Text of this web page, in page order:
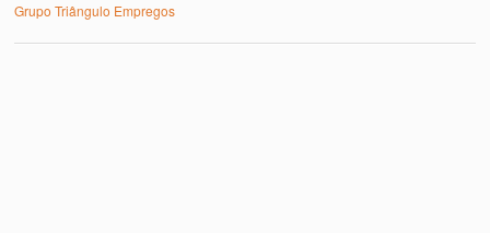
Grupo Triângulo Empregos